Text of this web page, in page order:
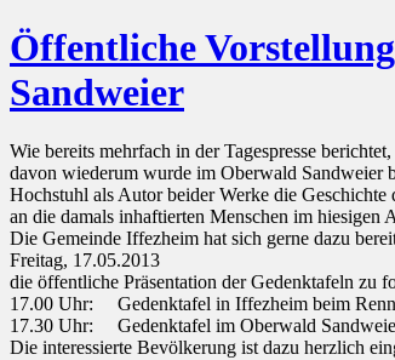
Öffentliche
Sandweier
Wie bereits mehrfach in der Tagespresse
davon wiederum wurde im Oberwald Sandweier
Hochstuhl als Autor beider Werke die
an die damals inhaftierten Menschen im hiesigen
Die Gemeinde Iffezheim hat sich gerne dazu
Freitag, 17.05.2013
die öffentliche Präsentation der Gedenktafeln zu
17.00 Uhr: Gedenktafel in Iffezheim beim
17.30 Uhr: Gedenktafel im Oberwald Sandweier
Die interessierte Bevölkerung ist dazu herzlich